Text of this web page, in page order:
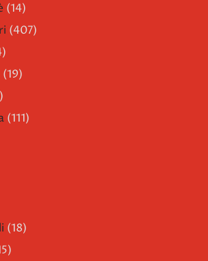
(14)
(407)
(19)
(111)
(18)